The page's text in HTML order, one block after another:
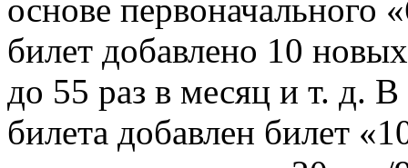
основе первоначального
билет добавлено 10
до 55 раз в месяц и т. д.
билета добавлен билет